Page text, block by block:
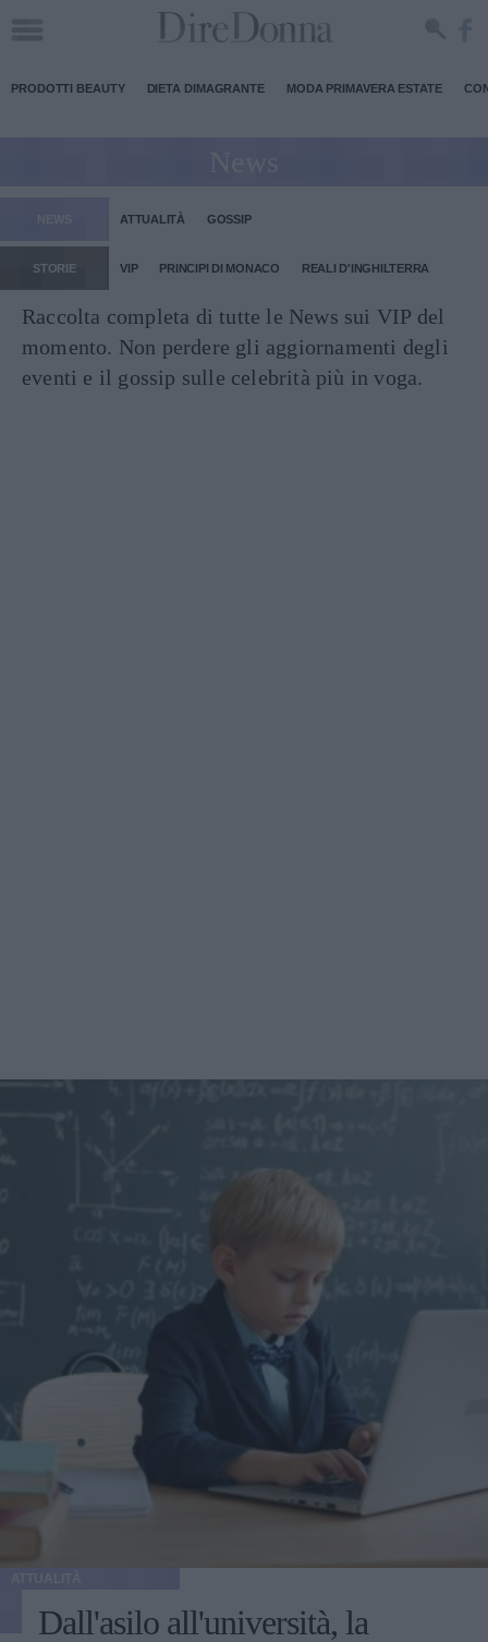
PRODOTTI BEAUTY DIETA DIMAGRANTE MODA PRIMAVERA ESTATE
ATTUALITÀ GOSSIP
STORIE VIP PRINCIPI DI MONACO REALI D'INGHILTERRA
Raccolta completa di tutte le News sui VIP del
momento. Non perdere gli aggiornamenti degli
eventi e il gossip sulle celebrità più in voga.
Dall'asilo all'università, la